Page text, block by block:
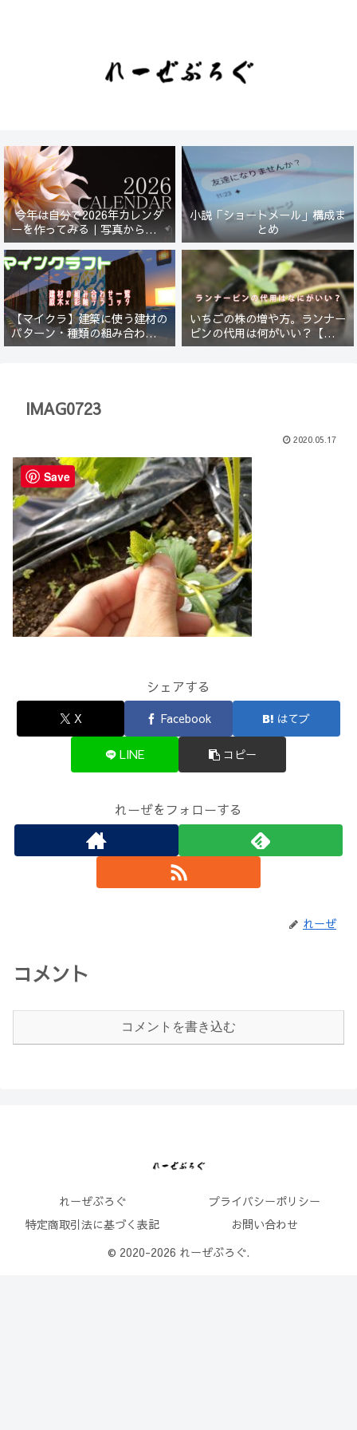
今年は自分で2026年カレンダ
ーを作ってみる｜写真から始ま
る小さなプロジェクト【一灯
花】
小説「ショートメール」構成ま
とめ
【マイクラ】建築に使う建材の
パターン・種類の組み合わせ一
覧！原木×彩釉テラコッタ編
いちごの株の増や方。ランナー
ピンの代用は何がいい？【５年
放置したイチゴは復活するの
IMAG0723
2020.05.17
シェアする
X Facebook はてブ
LINE コピー
れーぜをフォローする
れーぜ
コメント
コメントを書き込む
れーぜぶろぐ
プライバシーポリシー
特定商取引法に基づく表記
お問い合わせ
© 2020-2026 れーぜぶろぐ.
Save